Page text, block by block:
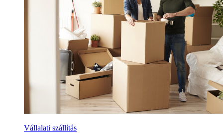
Vállalati szállítás